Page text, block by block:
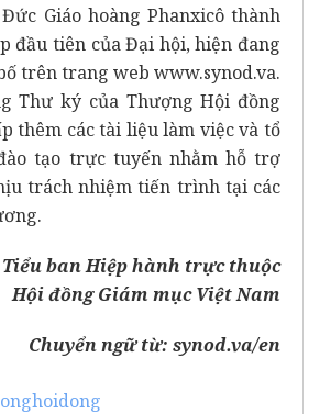
Giáo hoàng Phanxicô thành
đầu tiên của Đại hội, hiện đang
trên trang web www.synod.va.
Thư ký của Thượng Hội đồng
thêm các tài liệu làm việc và tổ
tạo trực tuyến nhằm hỗ trợ
trách nhiệm tiến trình tại các
ban Hiệp hành trực thuộc
Hội đồng Giám mục Việt Nam
Chuyển ngữ từ: synod.va/en